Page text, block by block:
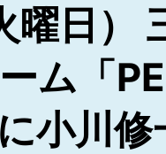
曜日）
ム「
小川